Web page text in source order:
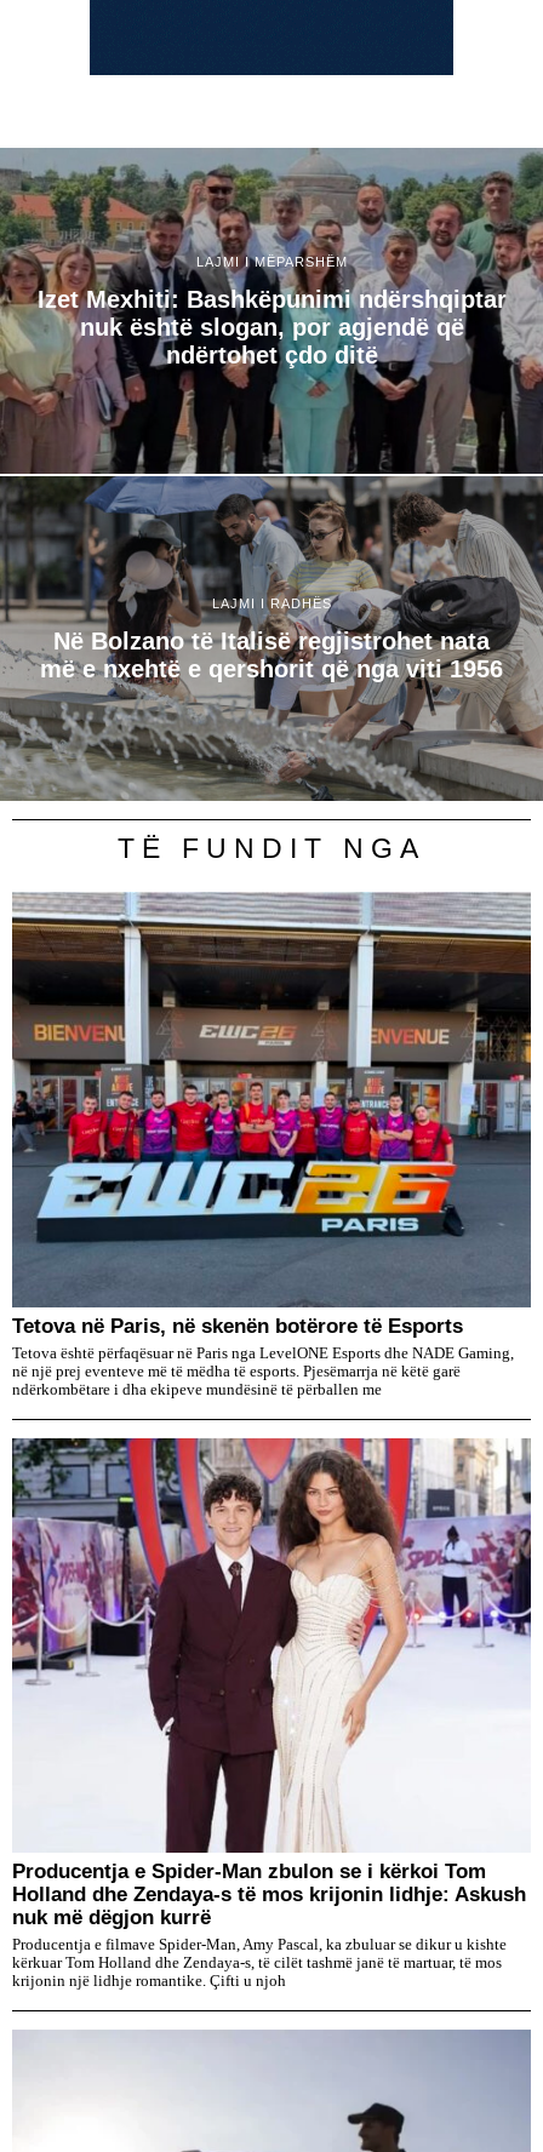
LAJMI I MËPARSHËM
Izet Mexhiti: Bashkëpunimi ndërshqiptar
nuk është slogan, por agjendë që
ndërtohet çdo ditë
LAJMI I RADHËS
Në Bolzano të Italisë regjistrohet nata
më e nxehtë e qershorit që nga viti 1956
TË FUNDIT NGA
Tetova në Paris, në skenën botërore të Esports
Tetova është përfaqësuar në Paris nga LevelONE Esports dhe NADE Gaming,
në një prej eventeve më të mëdha të esports. Pjesëmarrja në këtë garë
ndërkombëtare i dha ekipeve mundësinë të përballen me
Producentja e Spider-Man zbulon se i kërkoi Tom
Holland dhe Zendaya-s të mos krijonin lidhje: Askush
nuk më dëgjon kurrë
Producentja e filmave Spider-Man, Amy Pascal, ka zbuluar se dikur u kishte
kërkuar Tom Holland dhe Zendaya-s, të cilët tashmë janë të martuar, të mos
krijonin një lidhje romantike. Çifti u njoh